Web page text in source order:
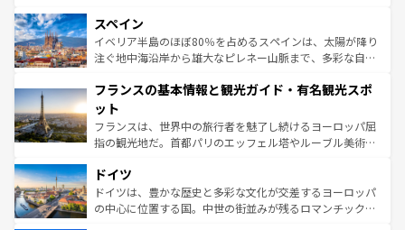
ろん、トスカーナの美しい田園風景やアマルフィ海岸の絶
景など、自然景観も見逃せない。観光の合間には、本場の
ピザやパスタなど、絶品のイタリア料理を堪能することも
ませてくれるイタリアで、忘れられない旅をしてみよう！
なお、新着のイタリア情報は
しい。
スペイン
イベリア半島のほぼ80％を占めるスペインは、太陽が降り
注ぐ地中海沿岸から雄大なピレネー山脈まで、多彩な自然
文化が根付くこの国では、情熱的なフラメンコ、熱気あふ
れる闘牛、そして美味しいタパスが生活の一部となってい
る。首都マドリードの洗練された雰囲気や、バルセロナの
アートに溢れた街角から、地方では古代ローマ遺跡や中世
せる。地方によって風土や気候が異なるスペインはその個
性で訪れる人を魅了する。 なお、新着のスペイン情報は コ
ンテンツ一覧を参照してほしい。
フランスの基本情報と観光ガイド・有名観光スポ
ット
フランスは、世界中の旅行者を魅了し続けるヨーロッパ屈
指の観光地だ。首都パリのエッフェル塔やルーブル美術館
で、幅広い魅力が詰まっている。華麗な宮殿、歴史的な大
聖堂、美しいビーチ、そして豊かな自然が、訪れる者を心
から魅了する。また、フランスは美食の国としても知ら
ドイツ
ドイツは、豊かな歴史と多彩な文化が交差するヨーロッパ
の中心に位置する国。中世の街並みが残るロマンチック街